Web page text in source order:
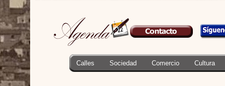
Calles Sociedad Comercio Cultura